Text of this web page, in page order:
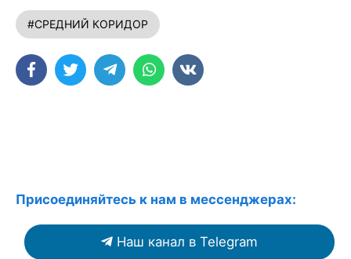
#СРЕДНИЙ КОРИДОР
Присоединяйтесь к нам в мессенджерах:
Наш канал в Telegram